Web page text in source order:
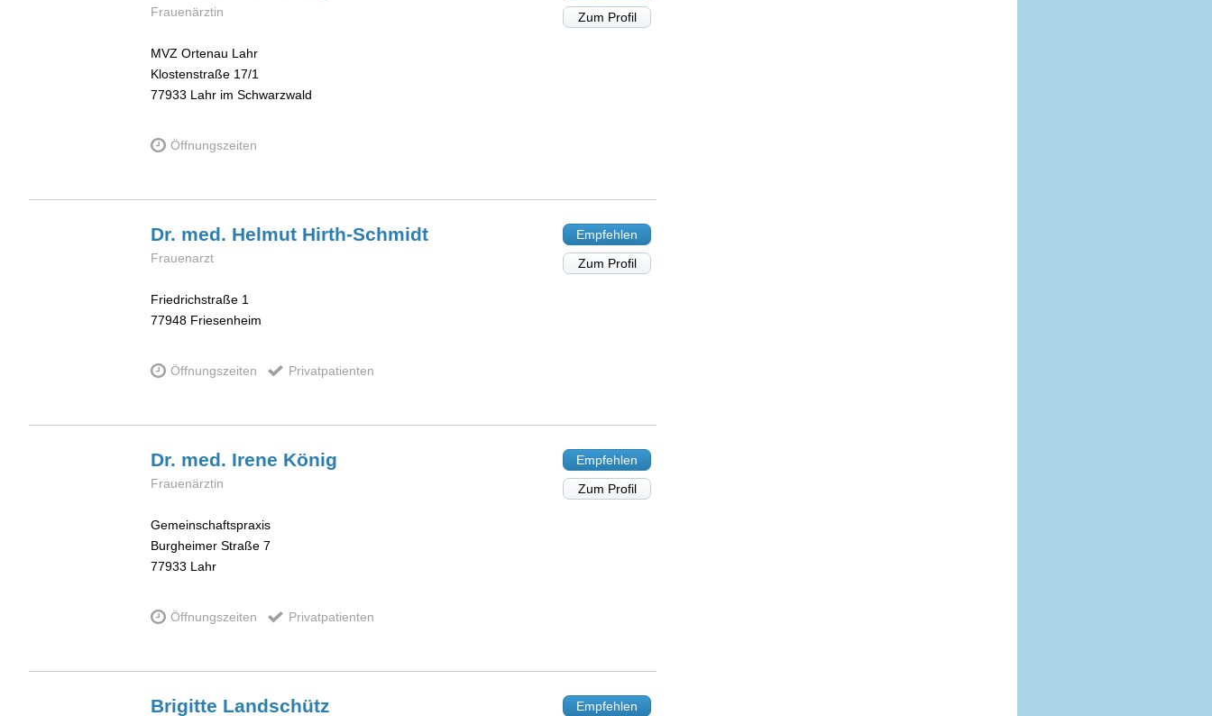
Frauenärztin
MVZ Ortenau Lahr
Klostenstraße 17/1
77933 Lahr im Schwarzwald
Öffnungszeiten
Zum Profil
Dr. med. Helmut Hirth-Schmidt
Frauenarzt
Friedrichstraße 1
77948 Friesenheim
Öffnungszeiten Privatpatienten
Empfehlen
Zum Profil
Dr. med. Irene König
Frauenärztin
Gemeinschaftspraxis
Burgheimer Straße 7
77933 Lahr
Öffnungszeiten Privatpatienten
Empfehlen
Zum Profil
Brigitte Landschütz Empfehlen